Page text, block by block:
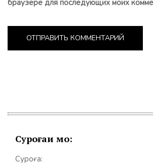
браузере для последующих моих
Суроғаи мо:
Суроға: